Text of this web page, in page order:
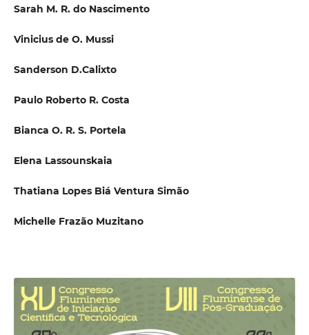
Sarah M. R. do Nascimento
Vinicius de O. Mussi
Sanderson D.Calixto
Paulo Roberto R. Costa
Bianca O. R. S. Portela
Elena Lassounskaia
Thatiana Lopes Biá Ventura Simão
Michelle Frazão Muzitano